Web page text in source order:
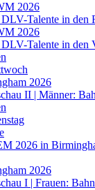
2026
Talente in den
2026
Talente in den
2026
II | Männer:
2026 in
2026
I | Frauen: Bahn